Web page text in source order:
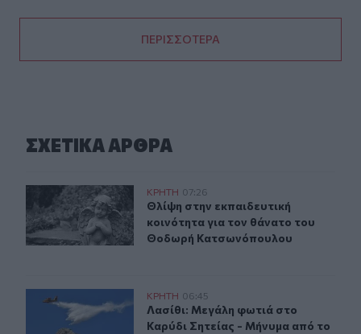
ΠΕΡΙΣΣΟΤΕΡΑ
ΣΧΕΤΙΚA AΡΘΡΑ
Θλίψη στην εκπαιδευτική κοινότητα για τον θάνατο
ΚΡΗΤΗ 07:26
Θλίψη στην εκπαιδευτική
Θλίψη στην εκπαιδευτική
κοινότητα για τον θάνατο του
Θοδωρή Κατσωνόπουλου
Λασίθι: Μεγάλη φωτιά στο Καρύδι Σητείας - Μήνυμα
ΚΡΗΤΗ 06:45
Λασίθι: Μεγάλη φωτιά στο Καρύδι
Λασίθι: Μεγάλη φωτιά στο
Καρύδι Σητείας - Μήνυμα από το